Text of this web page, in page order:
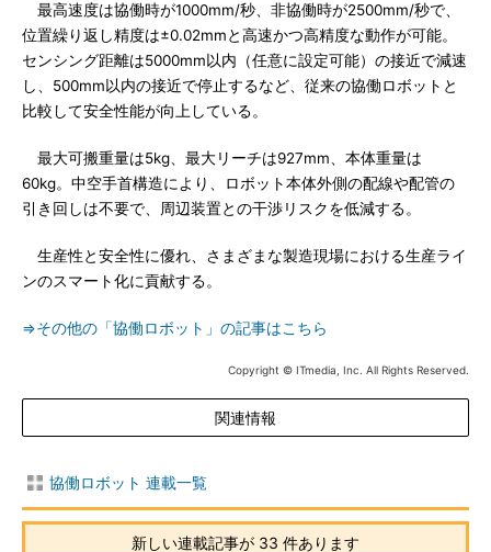
最高速度は協働時が1000mm/秒、非協働時が2500mm/秒で、
位置繰り返し精度は±0.02mmと高速かつ高精度な動作が可能。
センシング距離は5000mm以内（任意に設定可能）の接近で減速
し、500mm以内の接近で停止するなど、従来の協働ロボットと
比較して安全性能が向上している。
最大可搬重量は5kg、最大リーチは927mm、本体重量は
60kg。中空手首構造により、ロボット本体外側の配線や配管の
引き回しは不要で、周辺装置との干渉リスクを低減する。
生産性と安全性に優れ、さまざまな製造現場における生産ライ
ンのスマート化に貢献する。
⇒その他の「協働ロボット」の記事はこちら
Copyright © ITmedia, Inc. All Rights Reserved.
関連情報
協働ロボット 連載一覧
新しい連載記事が 33 件あります